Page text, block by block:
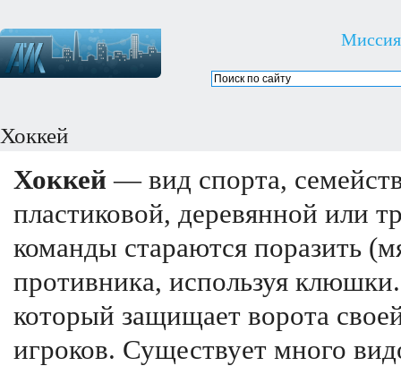
Миссия
Хоккей
Хоккей — вид спорта,
пластиковой, деревянной или
команды стараются поразить
противника, используя
который защищает ворота
игроков. Существует много